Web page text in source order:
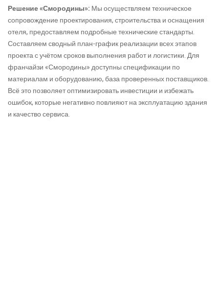
Решение «Смородины»: Мы осуществляем техническое
сопровождение проектирования, строительства и оснащения
отеля, предоставляем подробные технические стандарты.
Составляем сводный план-график реализации всех этапов
проекта с учётом сроков выполнения работ и логистики. Для
франчайзи «Смородины» доступны спецификации по
материалам и оборудованию, база проверенных поставщиков.
Всё это позволяет оптимизировать инвестиции и избежать
ошибок, которые негативно повлияют на эксплуатацию здания
и качество сервиса.